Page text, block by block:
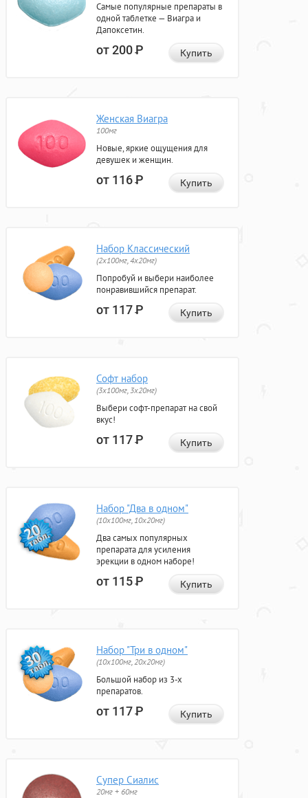
Самые популярные препараты в
одной таблетке — Виагра и
Дапоксетин.
от 200Р Купить
Женская Виагра
100мг
Новые, яркие ощущения для
девушек и женщин.
от 116Р Купить
Набор Классический
(2x100мг, 4x20мг)
Попробуй и выбери наиболее
понравившийся препарат.
от 117Р Купить
Софт набор
(3x100мг, 3x20мг)
Выбери софт-препарат на свой
вкус!
от 117Р Купить
Набор "Два в одном"
(10x100мг, 10x20мг)
Два самых популярных
препарата для усиления
эрекции в одном наборе!
от 115Р Купить
Набор "Три в одном"
(10x100мг, 20x20мг)
Большой набор из 3-х
препаратов.
от 117Р Купить
Супер Сиалис
20мг + 60мг